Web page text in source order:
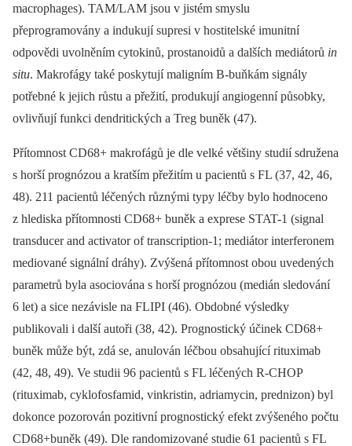
macrophages). TAM/LAM jsou v jistém smyslu
přeprogramovány a indukují supresi v hostitelské imunitní
odpovědi uvolněním cytokinů, prostanoidů a dalších mediátorů in
situ. Makrofágy také poskytují maligním B-buňkám signály
potřebné k jejich růstu a přežití, produkují angiogenní působky,
ovlivňují funkci dendritických a Treg buněk (47).
Přítomnost CD68+ makrofágů je dle velké většiny studií sdružena
s horší prognózou a kratším přežitím u pacientů s FL (37, 42, 46,
48). 211 pacientů léčených různými typy léčby bylo hodnoceno
z hlediska přítomnosti CD68+ buněk a exprese STAT-1 (signal
transducer and activator of transcription-1; mediátor interferonem
mediované signální dráhy). Zvýšená přítomnost obou uvedených
parametrů byla asociována s horší prognózou (medián sledování
6 let) a sice nezávisle na FLIPI (46). Obdobné výsledky
publikovali i další autoři (38, 42). Prognostický účinek CD68+
buněk může být, zdá se, anulován léčbou obsahující rituximab
(42, 48, 49). Ve studii 96 pacientů s FL léčených R-CHOP
(rituximab, cyklofosfamid, vinkristin, adriamycin, prednizon) byl
dokonce pozorován pozitivní prognostický efekt zvýšeného počtu
CD68+buněk (49). Dle randomizované studie 61 pacientů s FL